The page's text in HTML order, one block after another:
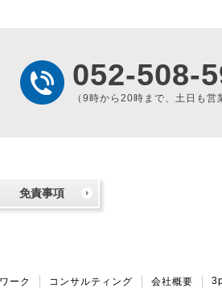
052-508-
（9時から20時まで、土日も営
免責事項
ーク コンサルティング 会社概要